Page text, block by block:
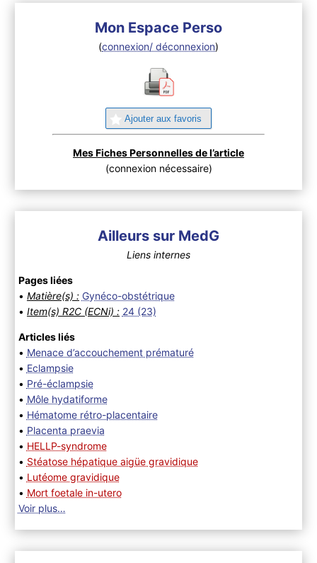
Mon Espace Perso
(connexion/ déconnexion)
Ajouter aux favoris
Mes Fiches Personnelles de l’article
(connexion nécessaire)
Ailleurs sur MedG
Liens internes
Pages liées
• Matière(s) : Gynéco-obstétrique
• Item(s) R2C (ECNi) : 24 (23)
Articles liés
• Menace d’accouchement prématuré
• Eclampsie
• Pré-éclampsie
• Môle hydatiforme
• Hématome rétro-placentaire
• Placenta praevia
• HELLP-syndrome
• Stéatose hépatique aigüe gravidique
• Lutéome gravidique
• Mort foetale in-utero
Voir plus…